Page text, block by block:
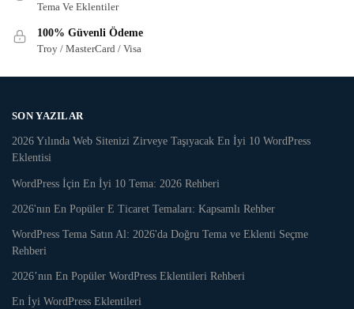
Tema Ve Eklentiler
100% Güvenli Ödeme
Troy / MasterCard / Visa
SON YAZILAR
2026 Yılında Web Sitenizi Zirveye Taşıyacak En İyi 10 WordPress
Eklentisi
WordPress İçin En İyi 10 Tema: 2026 Rehberi
2026'nın En Popüler E Ticaret Temaları: Kapsamlı Rehber
WordPress Tema Satın Al: 2026'da Doğru Tema ve Eklenti Seçme
Rehberi
2026’nın En Popüler WordPress Eklentileri Rehberi
En İyi WordPress Eklentileri